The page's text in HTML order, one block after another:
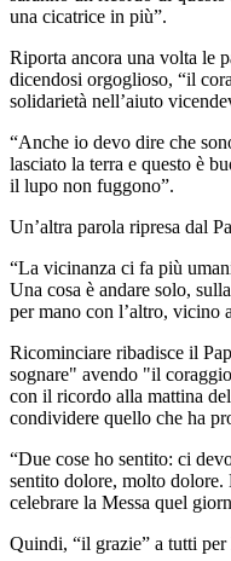
una cicatrice in più”.
Riporta ancora una volta le
dicendosi orgoglioso, “il
solidarietà nell’aiuto
“Anche io devo dire che
lasciato la terra e questo è
il lupo non fuggono”.
Un’altra parola ripresa dal
“La vicinanza ci fa più
Una cosa è andare solo,
per mano con l’altro, vicino
Ricominciare ribadisce il
sognare" avendo "il
con il ricordo alla mattina
condividere quello che ha
“Due cose ho sentito: ci
sentito dolore, molto dolore.
celebrare la Messa quel
Quindi, “il grazie” a tutti